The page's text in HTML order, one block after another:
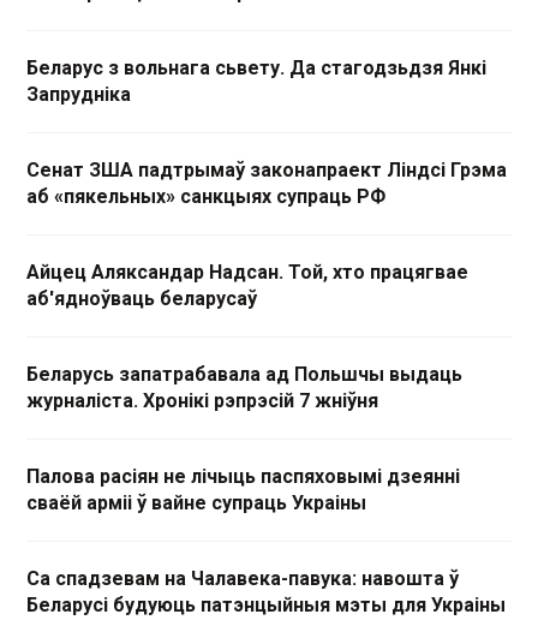
Беларус з вольнага сьвету. Да стагодзьдзя Янкі
Запрудніка
Сенат ЗША падтрымаў законапраект Ліндсі Грэма
аб «пякельных» санкцыях супраць РФ
Айцец Аляксандар Надсан. Той, хто працягвае
аб'ядноўваць беларусаў
Беларусь запатрабавала ад Польшчы выдаць
журналіста. Хронікі рэпрэсій 7 жніўня
Палова расіян не лічыць паспяховымі дзеянні
сваёй арміі ў вайне супраць Украіны
Са спадзевам на Чалавека-павука: навошта ў
Беларусі будуюць патэнцыйныя мэты для Украіны